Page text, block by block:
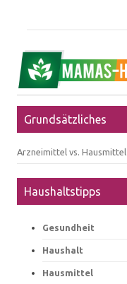
Grundsätzliches
Arzneimittel vs. Hausmittel
Haushaltstipps
Gesundheit
Haushalt
Hausmittel